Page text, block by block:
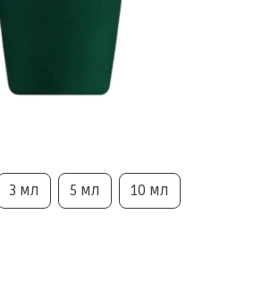
3 мл 5 мл 10 мл